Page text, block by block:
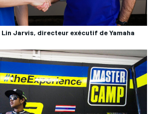
Lin Jarvis, directeur exécutif de Yamaha